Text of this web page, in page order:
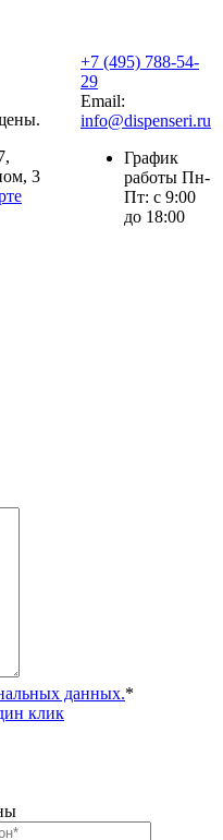
3
+7 (495) 788-54-
29
Email:
info@dispenseri.ru
График
работы Пн-
Пт: с 9:00
до 18:00
данных.*
клик